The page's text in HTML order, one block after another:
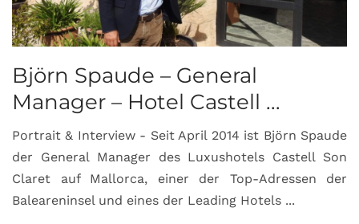
Björn Spaude – General
Manager – Hotel Castell ...
Portrait & Interview - Seit April 2014 ist Björn Spaude
der General Manager des Luxushotels Castell Son
Claret auf Mallorca, einer der Top-Adressen der
Baleareninsel und eines der Leading Hotels ...